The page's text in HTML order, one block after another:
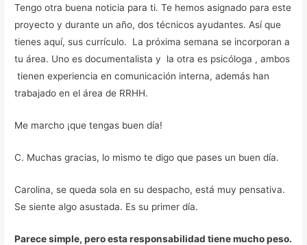
Tengo otra buena noticia para ti. Te hemos asignado para este
proyecto y durante un año, dos técnicos ayudantes. Así que
tienes aquí, sus currículo. La próxima semana se incorporan a
tu área. Uno es documentalista y la otra es psicóloga , ambos
tienen experiencia en comunicación interna, además han
trabajado en el área de RRHH.
Me marcho ¡que tengas buen día!
C. Muchas gracias, lo mismo te digo que pases un buen día.
Carolina, se queda sola en su despacho, está muy pensativa.
Se siente algo asustada. Es su primer día.
Parece simple, pero esta responsabilidad tiene mucho peso.